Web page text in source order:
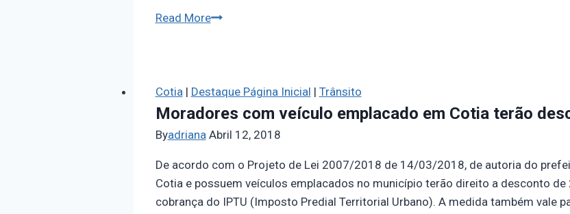
Read More
Cotia| Destaque Página Inicial | Trânsito
Moradores com veículo emplacado em Cotia terão
Byadriana Abril 12, 2018
De acordo com o Projeto de Lei 2007/2018 de 14/03/2018, de autoria do
Cotia e possuem veículos emplacados no município terão direito a desconto de
cobrança do IPTU (Imposto Predial Territorial Urbano). A medida também vale